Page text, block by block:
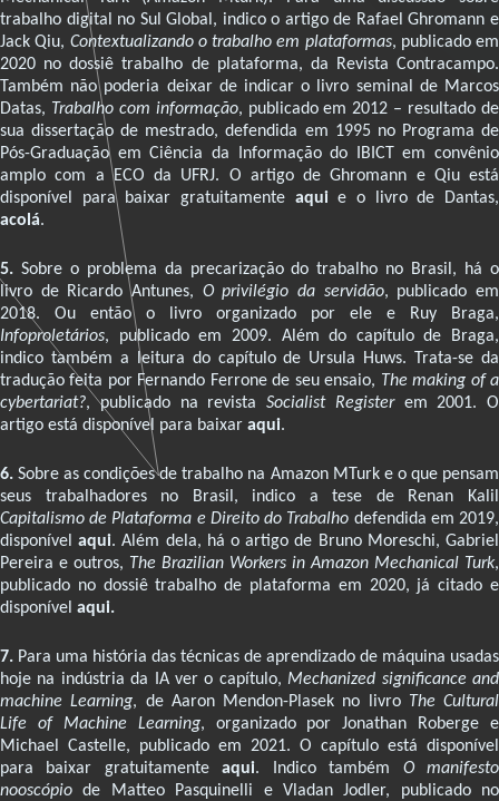
trabalho digital no Sul Global, indico o artigo de Rafael Ghromann e
Jack Qiu, Contextualizando o trabalho em plataformas, publicado em
2020 no dossiê trabalho de plataforma, da Revista Contracampo.
Também não poderia deixar de indicar o livro seminal de Marcos
Datas, Trabalho com informação, publicado em 2012 – resultado de
sua dissertação de mestrado, defendida em 1995 no Programa de
Pós-Graduação em Ciência da Informação do IBICT em convênio
amplo com a ECO da UFRJ. O artigo de Ghromann e Qiu está
disponível para baixar gratuitamente aquie o livro de Dantas,
acolá.
5. Sobre o problema da precarização do trabalho no Brasil, há o
livro de Ricardo Antunes, O privilégio da servidão, publicado em
2018. Ou então o livro organizado por ele e Ruy Braga,
Infoproletários, publicado em 2009. Além do capítulo de Braga,
indico também a leitura do capítulo de Ursula Huws. Trata-se da
tradução feita por Fernando Ferrone de seu ensaio, The making of a
cybertariat?, publicado na revista Socialist Registerem 2001. O
artigo está disponível para baixar aqui.
6. Sobre as condições de trabalho na Amazon MTurk e o que pensam
seus trabalhadores no Brasil, indico a tese de Renan Kalil
Capitalismo de Plataforma e Direito do Trabalho defendida em 2019,
disponívelaqui. Além dela, há o artigo de Bruno Moreschi, Gabriel
Pereira e outros, The Brazilian Workers in Amazon Mechanical Turk,
publicado no dossiê trabalho de plataforma em 2020, já citado e
disponível aqui.
7. Para uma história das técnicas de aprendizado de máquina usadas
hoje na indústria da IA ver o capítulo, Mechanized significance and
machine Learning, de Aaron Mendon-Plasek no livro The Cultural
Life of Machine Learning, organizado por Jonathan Roberge e
Michael Castelle, publicado em 2021. O capítulo está disponível
para baixar gratuitamenteaqui. Indico também O manifesto
nooscópio de Matteo Pasquinelli e Vladan Jodler, publicado no